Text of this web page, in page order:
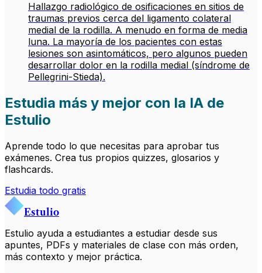
Hallazgo radiológico de osificaciones en sitios de
traumas previos cerca del ligamento colateral
medial de la rodilla. A menudo en forma de media
luna. La mayoría de los pacientes con estas
lesiones son asintomáticos, pero algunos pueden
desarrollar dolor en la rodilla medial (síndrome de
Pellegrini-Stieda).
Estudia más y mejor con la IA de
Estulio
Aprende todo lo que necesitas para aprobar tus
exámenes. Crea tus propios quizzes, glosarios y
flashcards.
Estudia todo gratis
Estulio
Estulio ayuda a estudiantes a estudiar desde sus
apuntes, PDFs y materiales de clase con más orden,
más contexto y mejor práctica.